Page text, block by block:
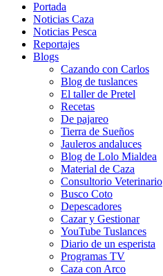
Portada
Noticias Caza
Noticias Pesca
Reportajes
Blogs
Cazando con Carlos
Blog de tuslances
El taller de Pretel
Recetas
De pajareo
Tierra de Sueños
Jauleros andaluces
Blog de Lolo Mialdea
Material de Caza
Consultorio Veterinario
Busco Coto
Depescadores
Cazar y Gestionar
YouTube Tuslances
Diario de un esperista
Programas TV
Caza con Arco